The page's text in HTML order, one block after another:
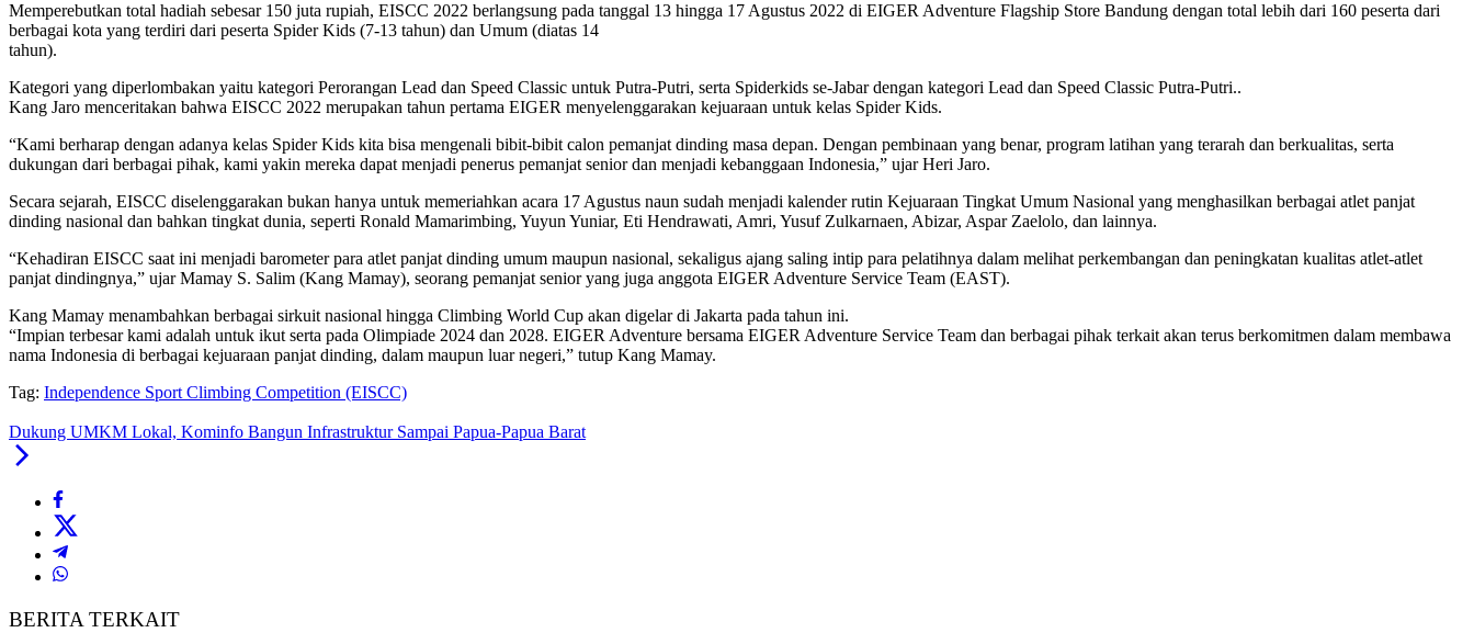
Memperebutkan total hadiah sebesar 150 juta rupiah, EISCC 2022 berlangsung pada tanggal 13 hingga 17 Agustus 2022 di EIGER Adventure Flagship Store Bandung dengan total lebih dari 160 peserta dari
berbagai kota yang terdiri dari peserta Spider Kids (7-13 tahun) dan Umum (diatas 14
tahun).
Kategori yang diperlombakan yaitu kategori Perorangan Lead dan Speed Classic untuk Putra-Putri, serta Spiderkids se-Jabar dengan kategori Lead dan Speed Classic Putra-Putri..
Kang Jaro menceritakan bahwa EISCC 2022 merupakan tahun pertama EIGER menyelenggarakan kejuaraan untuk kelas Spider Kids.
“Kami berharap dengan adanya kelas Spider Kids kita bisa mengenali bibit-bibit calon pemanjat dinding masa depan. Dengan pembinaan yang benar, program latihan yang terarah dan berkualitas, serta
dukungan dari berbagai pihak, kami yakin mereka dapat menjadi penerus pemanjat senior dan menjadi kebanggaan Indonesia,” ujar Heri Jaro.
Secara sejarah, EISCC diselenggarakan bukan hanya untuk memeriahkan acara 17 Agustus naun sudah menjadi kalender rutin Kejuaraan Tingkat Umum Nasional yang menghasilkan berbagai atlet panjat
dinding nasional dan bahkan tingkat dunia, seperti Ronald Mamarimbing, Yuyun Yuniar, Eti Hendrawati, Amri, Yusuf Zulkarnaen, Abizar, Aspar Zaelolo, dan lainnya.
“Kehadiran EISCC saat ini menjadi barometer para atlet panjat dinding umum maupun nasional, sekaligus ajang saling intip para pelatihnya dalam melihat perkembangan dan peningkatan kualitas atlet-atlet
panjat dindingnya,” ujar Mamay S. Salim (Kang Mamay), seorang pemanjat senior yang juga anggota EIGER Adventure Service Team (EAST).
Kang Mamay menambahkan berbagai sirkuit nasional hingga Climbing World Cup akan digelar di Jakarta pada tahun ini.
“Impian terbesar kami adalah untuk ikut serta pada Olimpiade 2024 dan 2028. EIGER Adventure bersama EIGER Adventure Service Team dan berbagai pihak terkait akan terus berkomitmen dalam membawa
nama Indonesia di berbagai kejuaraan panjat dinding, dalam maupun luar negeri,” tutup Kang Mamay.
Tag: Independence Sport Climbing Competition (EISCC)
Dukung UMKM Lokal, Kominfo Bangun Infrastruktur Sampai Papua-Papua Barat
BERITA TERKAIT